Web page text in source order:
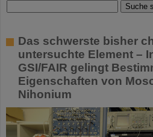
Das schwerste bisher
untersuchte Element –
GSI/FAIR gelingt
Eigenschaften von
Nihonium